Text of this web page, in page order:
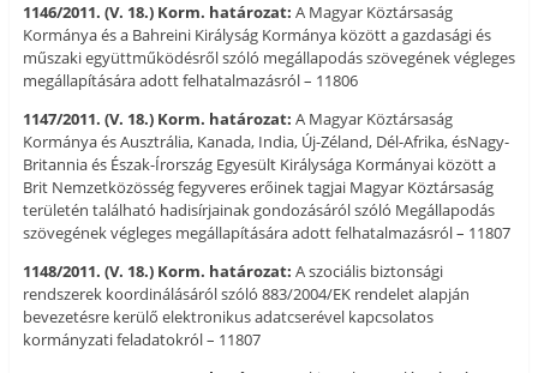
1146/2011. (V. 18.) Korm. határozat: A Magyar Köztársaság
Kormánya és a Bahreini Királyság Kormánya között a gazdasági és
műszaki együttműködésről szóló megállapodás szövegének végleges
megállapítására adott felhatalmazásról – 11806
1147/2011. (V. 18.) Korm. határozat: A Magyar Köztársaság
Kormánya és Ausztrália, Kanada, India, Új-Zéland, Dél-Afrika, ésNagy-
Britannia és Észak-Írország Egyesült Királysága Kormányai között a
Brit Nemzetközösség fegyveres erőinek tagjai Magyar Köztársaság
területén található hadisírjainak gondozásáról szóló Megállapodás
szövegének végleges megállapítására adott felhatalmazásról – 11807
1148/2011. (V. 18.) Korm. határozat: A szociális biztonsági
rendszerek koordinálásáról szóló 883/2004/EK rendelet alapján
bevezetésre kerülő elektronikus adatcserével kapcsolatos
kormányzati feladatokról – 11807